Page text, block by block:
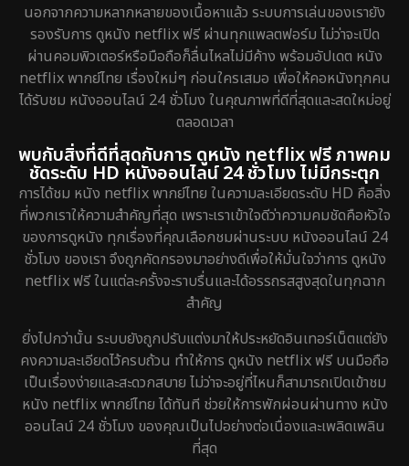
นอกจากความหลากหลายของเนื้อหาแล้ว ระบบการเล่นของเรายัง
รองรับการ ดูหนัง netflix ฟรี ผ่านทุกแพลตฟอร์ม ไม่ว่าจะเปิด
ผ่านคอมพิวเตอร์หรือมือถือก็ลื่นไหลไม่มีค้าง พร้อมอัปเดต หนัง
netflix พากย์ไทย เรื่องใหม่ๆ ก่อนใครเสมอ เพื่อให้คอหนังทุกคน
ได้รับชม หนังออนไลน์ 24 ชั่วโมง ในคุณภาพที่ดีที่สุดและสดใหม่อยู่
ตลอดเวลา
พบกับสิ่งที่ดีที่สุดกับการ ดูหนัง netflix ฟรี ภาพคม
ชัดระดับ HD หนังออนไลน์ 24 ชั่วโมง ไม่มีกระตุก
การได้ชม หนัง netflix พากย์ไทย ในความละเอียดระดับ HD คือสิ่ง
ที่พวกเราให้ความสำคัญที่สุด เพราะเราเข้าใจดีว่าความคมชัดคือหัวใจ
ของการดูหนัง ทุกเรื่องที่คุณเลือกชมผ่านระบบ หนังออนไลน์ 24
ชั่วโมง ของเรา จึงถูกคัดกรองมาอย่างดีเพื่อให้มั่นใจว่าการ ดูหนัง
netflix ฟรี ในแต่ละครั้งจะราบรื่นและได้อรรถรสสูงสุดในทุกฉาก
สำคัญ
ยิ่งไปกว่านั้น ระบบยังถูกปรับแต่งมาให้ประหยัดอินเทอร์เน็ตแต่ยัง
คงความละเอียดไว้ครบถ้วน ทำให้การ ดูหนัง netflix ฟรี บนมือถือ
เป็นเรื่องง่ายและสะดวกสบาย ไม่ว่าจะอยู่ที่ไหนก็สามารถเปิดเข้าชม
หนัง netflix พากย์ไทย ได้ทันที ช่วยให้การพักผ่อนผ่านทาง หนัง
ออนไลน์ 24 ชั่วโมง ของคุณเป็นไปอย่างต่อเนื่องและเพลิดเพลิน
ที่สุด